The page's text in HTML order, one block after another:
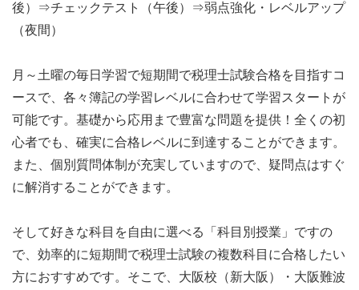
後）⇒チェックテスト（午後）⇒弱点強化・レベルアップ
（夜間）
月～土曜の毎日学習で短期間で税理士試験合格を目指すコ
ースで、各々簿記の学習レベルに合わせて学習スタートが
可能です。基礎から応用まで豊富な問題を提供！全くの初
心者でも、確実に合格レベルに到達することができます。
また、個別質問体制が充実していますので、疑問点はすぐ
に解消することができます。
そして好きな科目を自由に選べる「科目別授業」ですの
で、効率的に短期間で税理士試験の複数科目に合格したい
方におすすめです。そこで、大阪校（新大阪）・大阪難波